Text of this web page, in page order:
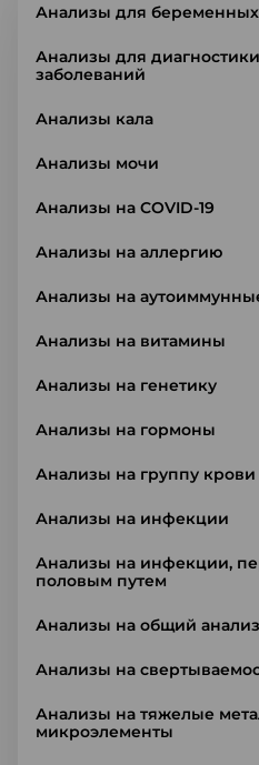
Анализы для беременных
Анализы для
заболеваний
Анализы кала
Анализы мочи
Анализы на COVID-19
Анализы на аллергию
Анализы на
Анализы на витамины
Анализы на генетику
Анализы на гормоны
Анализы на группу крови
Анализы на инфекции
Анализы на инфекции,
половым путем
Анализы на общий
Анализы на
Анализы на тяжелые
микроэлементы